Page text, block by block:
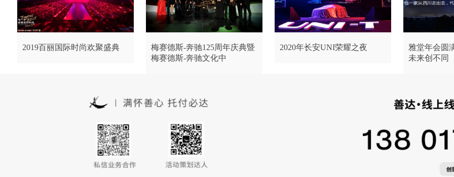
2019百丽国际时尚欢聚盛典
梅赛德斯-奔驰125周年庆典暨
梅赛德斯-奔驰文化中
2020年长安UNI荣耀之夜
雅堂年会圆
未来创不同